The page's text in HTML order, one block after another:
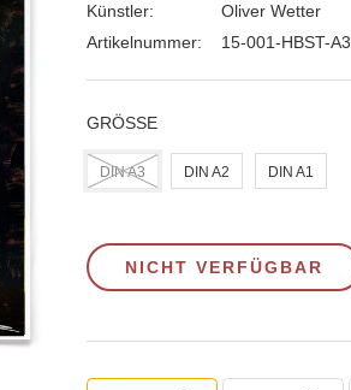
Künstler:
Oliver Wetter
Artikelnummer:
15-001-HBST-A3
GRÖSSE
DIN A3 DIN A2 DIN A1
NICHT VERFÜGBAR